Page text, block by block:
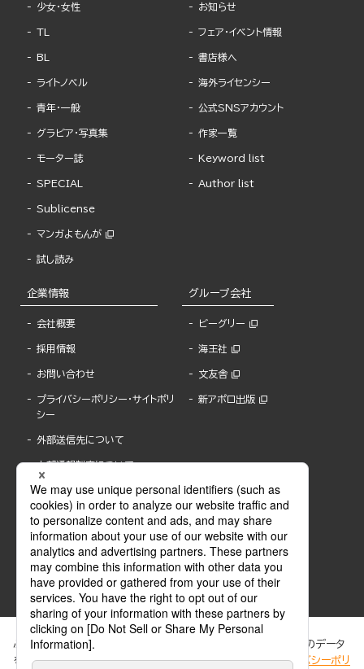
少女・女性
TL
BL
ライトノベル
青年・一般
グラビア・写真集
モーター誌
SPECIAL
Sublicense
マンガよもんが
試し読み
お知らせ
フェア・イベント情報
書店様へ
海外ライセンシー
公式SNSアカウント
作家一覧
Keyword list
Author list
企業情報
会社概要
採用情報
お問い合わせ
プライバシーポリシー・サイトポリ
シー
外部送信先について
内部通報制度について
グループ会社
ビーグリー
海王社
文友舎
新アポロ出版
ぶんか社が運営するサイトでは、利便性向上のためにCookie等のデータ
を使用しています。 当社のCookieについての詳細は、「プライバシーポリ